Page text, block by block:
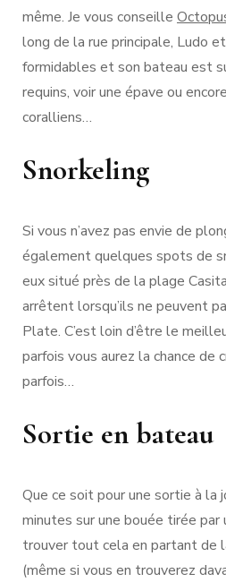
même. Je vous conseille
long de la rue principale, Ludo
formidables et son bateau est
requins, voir une épave ou
coralliens…
Snorkeling
Si vous n’avez pas envie de
également quelques spots de
eux situé près de la plage
arrêtent lorsqu’ils ne peuvent
Plate. C’est loin d’être le
parfois vous aurez la chance de
parfois…
Sortie en bateau
Que ce soit pour une sortie à la
minutes sur une bouée tirée par
trouver tout cela en partant de
(même si vous en trouverez